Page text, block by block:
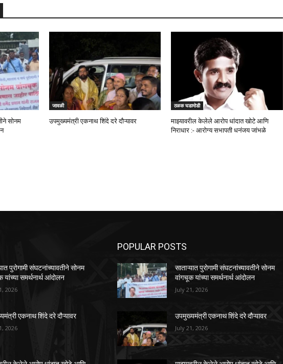
सोनम
जावळी
उपमुख्यमंत्री एकनाथ शिंदे दरे दौऱ्यावर
ठळक घडामोडी
माझ्यावरील केलेले आरोप धांदात खोटे आणि
निराधार :- आरोग्य सभापती धनंजय जांभळे
पुरोगामी संघटनांच्यावतीने सोनम
यांच्या समर्थनार्थ आंदोलन
2026
एकनाथ शिंदे दरे दौऱ्यावर
2026
POPULAR POSTS
साताऱ्यात पुरोगामी संघटनांच्यावतीने सोनम
वांगचूक यांच्या समर्थनार्थ आंदोलन
July 21, 2026
उपमुख्यमंत्री एकनाथ शिंदे दरे दौऱ्यावर
July 21, 2026